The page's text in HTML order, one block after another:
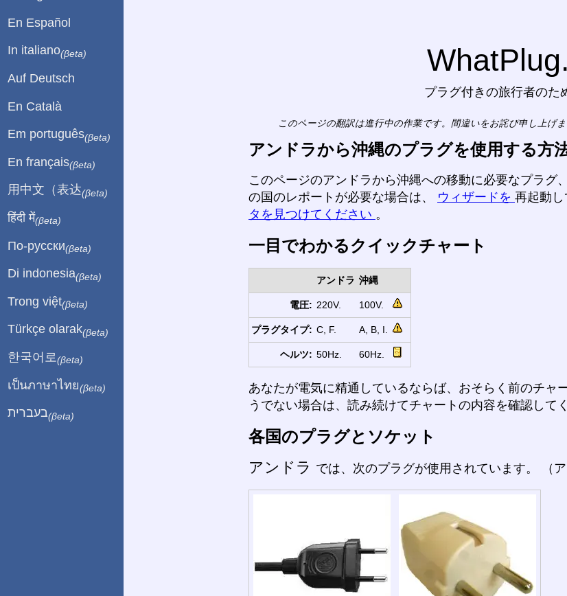
プラグ付きの旅行者のた
このページの翻訳は進行中の作業です。間違いをお詫び申し上げま
アンドラから沖縄のプラグを使用する方
このページのアンドラから沖縄への移動に必要なプラグ
の国のレポートが必要な場合は、 ウィザードを 再起動し
タを見つけてください 。
一目でわかるクイックチャート
アンドラ 沖縄
電圧: 220V. 100V.
プラグタイプ: C, F. A, B, I.
ヘルツ: 50Hz. 60Hz.
あなたが電気に精通しているならば、おそらく前のチャ
うでない場合は、読み続けてチャートの内容を確認して
各国のプラグとソケット
アンドラ では、次のプラグが使用されています。 （
En Español
In italiano(βeta)
Auf Deutsch
En Català
Em português(βeta)
En français(βeta)
用中文（表达(βeta)
हिंदी में(βeta)
По-русски(βeta)
Di indonesia(βeta)
Trong việt(βeta)
Türkçe olarak(βeta)
한국어로 (βeta)
เป็นภาษาไทย(βeta)
בעברית(βeta)